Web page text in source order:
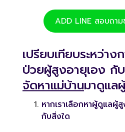
ADD LINE สอบถา
เปรียบเทียบระหว่า
ป่วยผู้สูงอายุเอง กั
จัดหาแม่บ้านมาดูแล
หากเราเลือกหาผู้ดูแลผู้
กับสิ่งใด